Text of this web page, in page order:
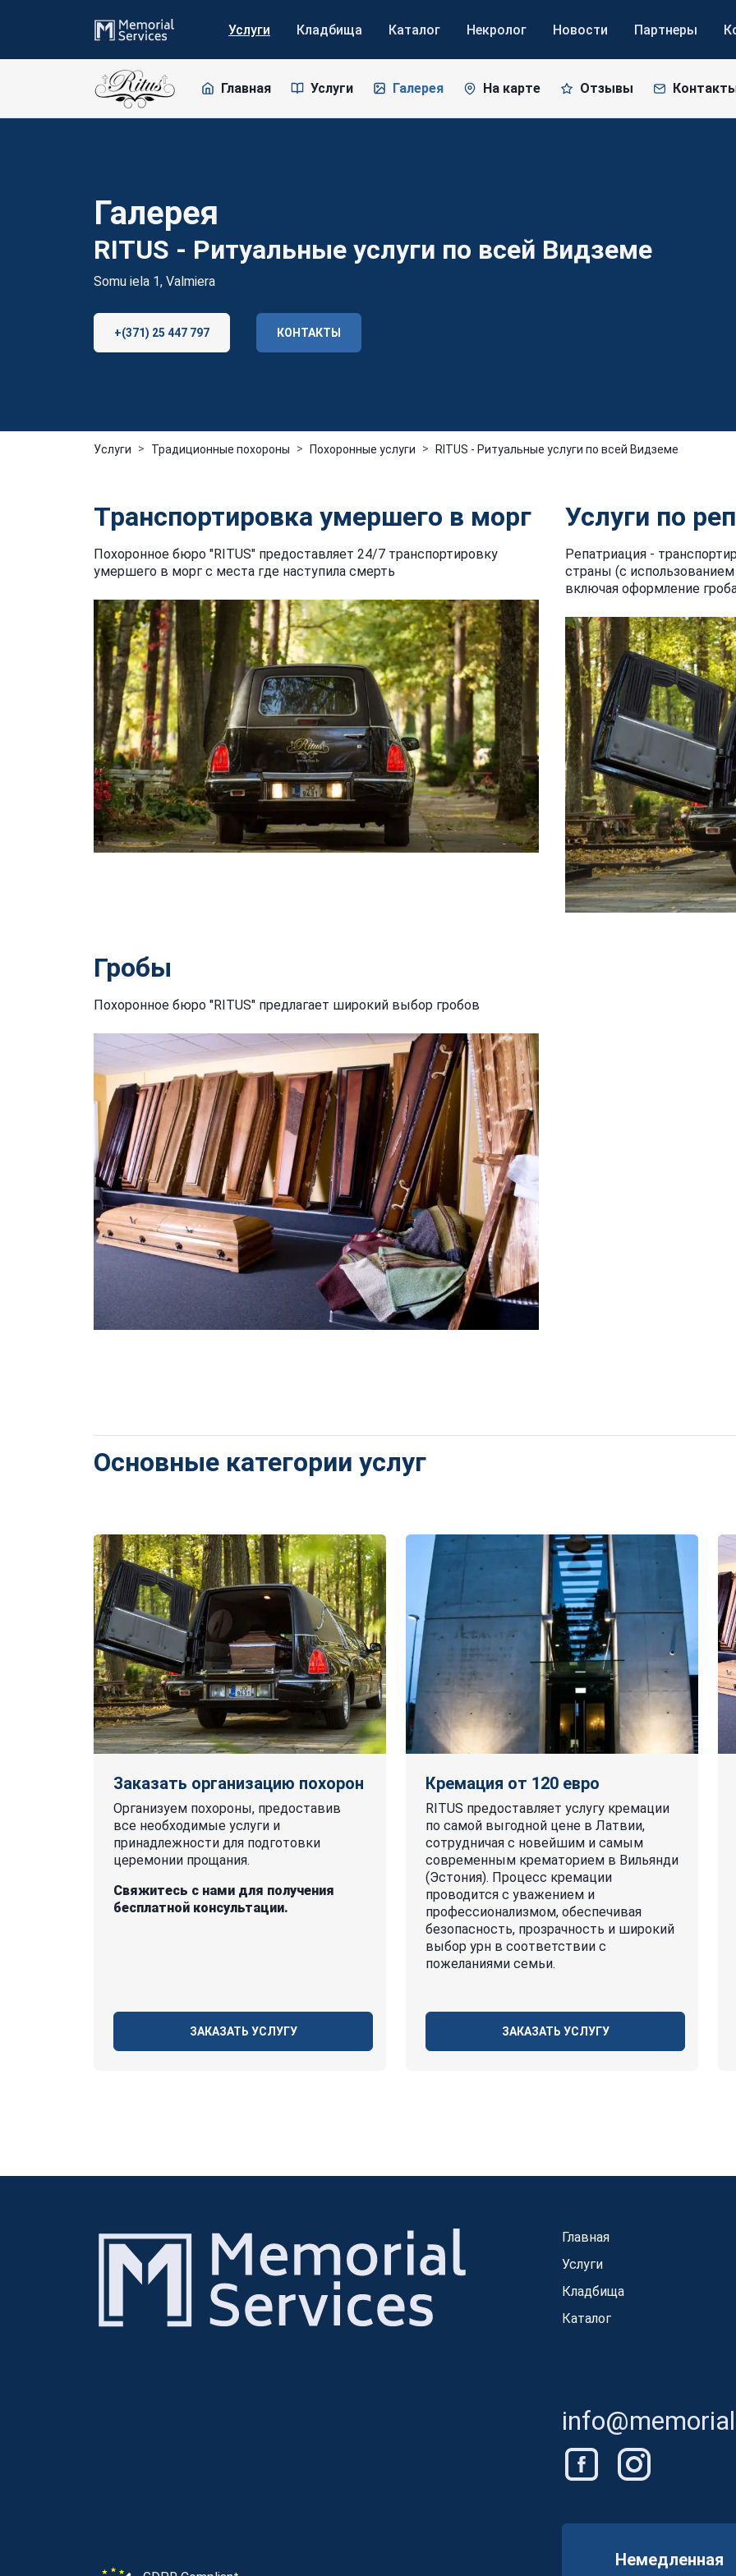
Услуги Кладбища Каталог Некролог Новости Партнеры
Главная Услуги Галерея На карте Отзывы
Галерея
RITUS - Ритуальные услуги по всей Видземе
Somu iela 1, Valmiera
+(371) 25 447 797 КОНТАКТЫ
Услуги Традиционные похороны Похоронные услуги RITUS - Ритуальные услуги по всей Видземе
Транспортировка умершего в морг
Похоронное бюро "RITUS" предоставляет 24/7 транспортировку
умершего в морг с места где наступила смерть
Услуги по
Репатриация -
страны (с
включая оформление
Гробы
Похоронное бюро "RITUS" предлагает широкий выбор гробов
Основные категории услуг
Заказать организацию похорон
Организуем похороны, предоставив
все необходимые услуги и
принадлежности для подготовки
церемонии прощания.
Свяжитесь с нами для получения
бесплатной консультации.
ЗАКАЗАТЬ УСЛУГУ
Кремация от 120 евро
RITUS предоставляет услугу кремации
по самой выгодной цене в Латвии,
сотрудничая с новейшим и самым
современным крематорием в Вильянди
(Эстония). Процесс кремации
проводится с уважением и
профессионализмом, обеспечивая
безопасность, прозрачность и широкий
выбор урн в соответствии с
пожеланиями семьи.
ЗАКАЗАТЬ УСЛУГУ
Главная
Услуги
Кладбища
Каталог
Немедленная